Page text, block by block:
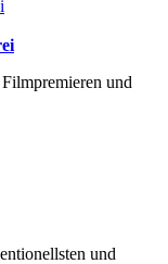
und
und